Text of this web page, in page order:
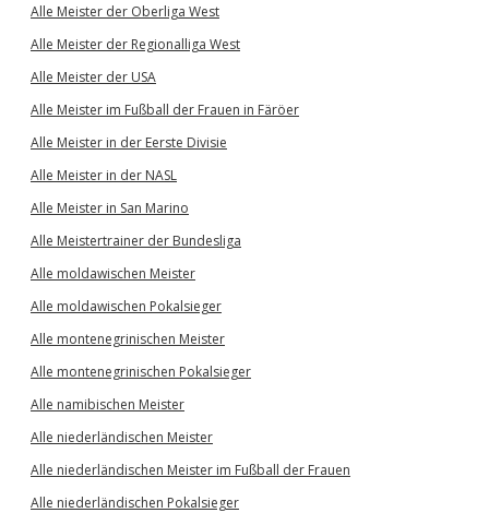
Alle Meister der Oberliga West
Alle Meister der Regionalliga West
Alle Meister der USA
Alle Meister im Fußball der Frauen in Färöer
Alle Meister in der Eerste Divisie
Alle Meister in der NASL
Alle Meister in San Marino
Alle Meistertrainer der Bundesliga
Alle moldawischen Meister
Alle moldawischen Pokalsieger
Alle montenegrinischen Meister
Alle montenegrinischen Pokalsieger
Alle namibischen Meister
Alle niederländischen Meister
Alle niederländischen Meister im Fußball der Frauen
Alle niederländischen Pokalsieger